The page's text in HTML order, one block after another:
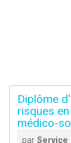
Diplôme
risques
médico-
par Service